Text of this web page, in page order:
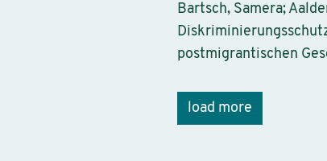
Bartsch, Samera;
postmigrantischen
load more